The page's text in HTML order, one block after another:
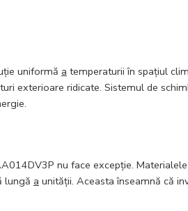
uniformă a temperaturii în spațiul
exterioare ridicate. Sistemul de
nu face excepție.
lungă a unității. Aceasta înseamnă că